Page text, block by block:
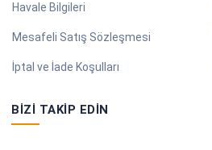
Havale Bilgileri
Mesafeli Satış Sözleşmesi
İptal ve İade Koşulları
BIZI TAKIP EDIN